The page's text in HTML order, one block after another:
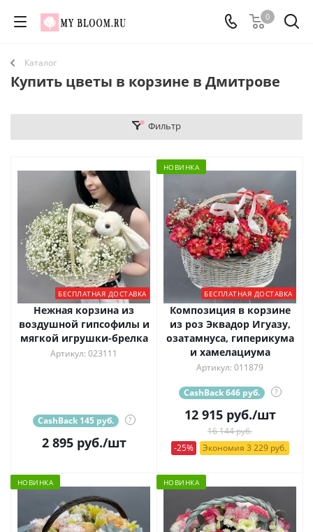
0
Каталог
Купить цветы в корзине в Дмитрове
Фильтр
БЕСПЛАТНАЯ ДОСТАВКА
Нежная корзина из
воздушной гипсофилы и
мягкой игрушки-брелка
Артикул: 023111
CashBack 145 руб. ?
2 895руб./шт
НОВИНКА
БЕСПЛАТНАЯ ДОСТАВКА
Композиция в корзине
из роз Эквадор Игуазу,
озатамнуса, гиперикума
и хамелациума
Артикул: 011879
CashBack 646 руб. ?
12 915руб./шт
16 144 руб.
-25%
Экономия 3 229 руб.
НОВИНКА НОВИНКА